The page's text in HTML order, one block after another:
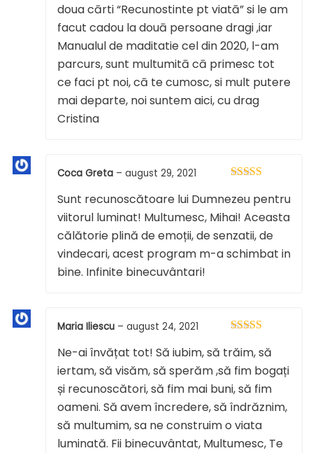
doua cārti “Recunostinte pt viatā” si le am
facut cadou la douā persoane dragi ,iar
Manualul de maditatie cel din 2020, l-am
parcurs, sunt multumitā cā primesc tot
ce faci pt noi, cā te cumosc, si mult putere
mai departe, noi suntem aici, cu drag
Cristina
din 5
Coca Greta – august 29, 2021
Sunt recunoscătoare lui Dumnezeu pentru
viitorul luminat! Multumesc, Mihai! Aceasta
călătorie plină de emoții, de senzatii, de
vindecari, acest program m-a schimbat in
bine. Infinite binecuvântari!
din 5
Maria Iliescu – august 24, 2021
Ne-ai învățat tot! Să iubim, să trăim, să
iertam, să visăm, să sperăm ,să fim bogați
și recunoscători, să fim mai buni, să fim
oameni. Să avem încredere, să îndrăznim,
să multumim, sa ne construim o viata
luminată. Fii binecuvântat, Multumesc, Te